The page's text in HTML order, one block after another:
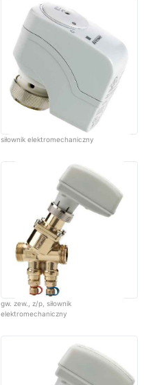
siłownik elektromechaniczny
gw. zew., z/p, siłownik
elektromechaniczny